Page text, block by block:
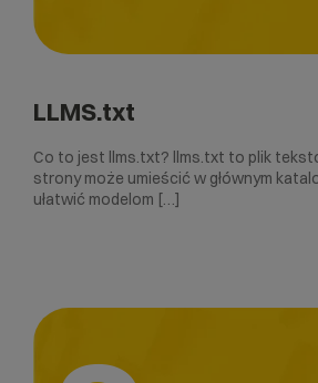
LLMS.txt
Co to jest llms.txt? llms.txt to plik
strony może umieścić w głównym
ułatwić modelom […]